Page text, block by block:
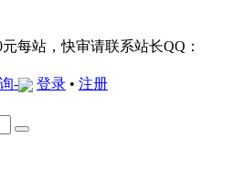
每站，快审请联系站长QQ：
- 登录 • 注册